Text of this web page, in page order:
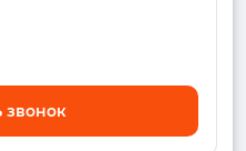
Заказать звонок